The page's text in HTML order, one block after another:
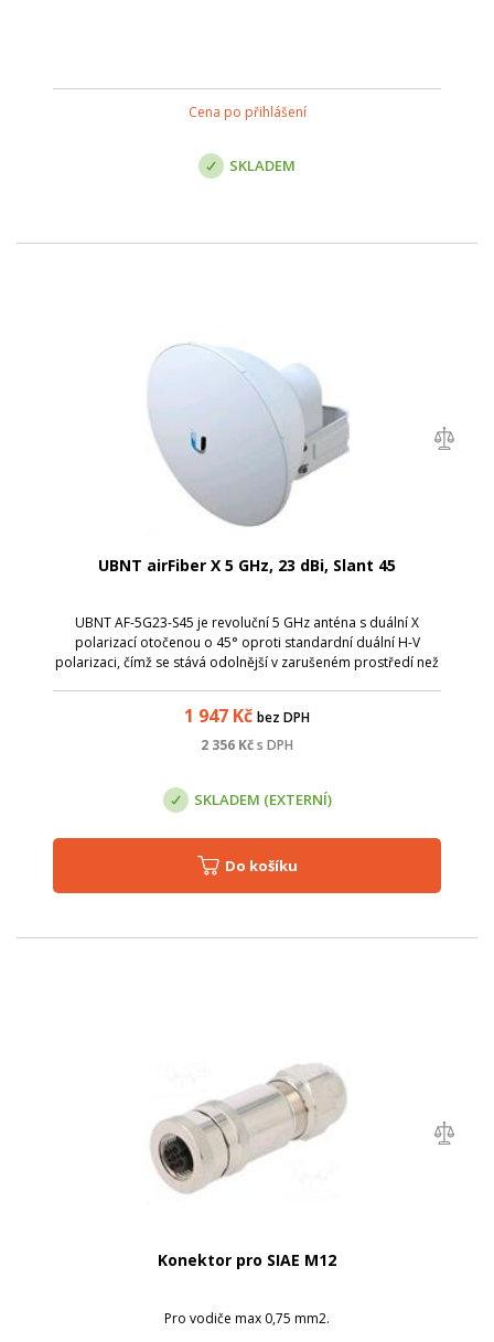
Cena po přihlášení
SKLADEM
UBNT airFiber X 5 GHz, 23 dBi, Slant 45
UBNT AF-5G23-S45 je revoluční 5 GHz anténa s duální X
polarizací otočenou o 45° oproti standardní duální H-V
polarizaci, čímž se stává odolnější v zarušeném prostředí než
1 947 Kč bez DPH
2 356 Kčs DPH
SKLADEM (EXTERNÍ)
Do košíku
Konektor pro SIAE M12
Pro vodiče max 0,75 mm2.